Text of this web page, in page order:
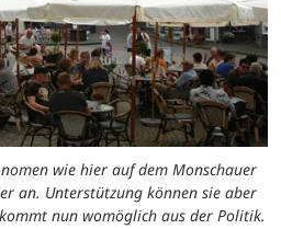
wie hier auf dem Monschauer
an. Unterstützung können sie aber
nun womöglich aus der Politik.